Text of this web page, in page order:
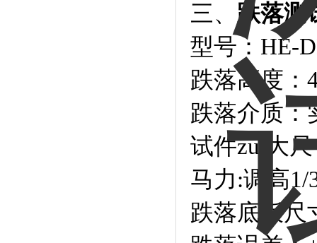
三、 跌落测
型号： HE-
跌落高度：
跌落介质：
试件zui大尺
马力:调高1/
跌落底板尺